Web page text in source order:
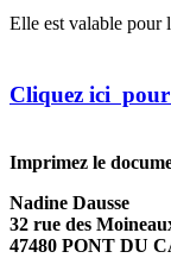
Elle est valable pour
Cliquez ici
Imprimez le
Nadine Dausse
32 rue des
47480 PONT DU